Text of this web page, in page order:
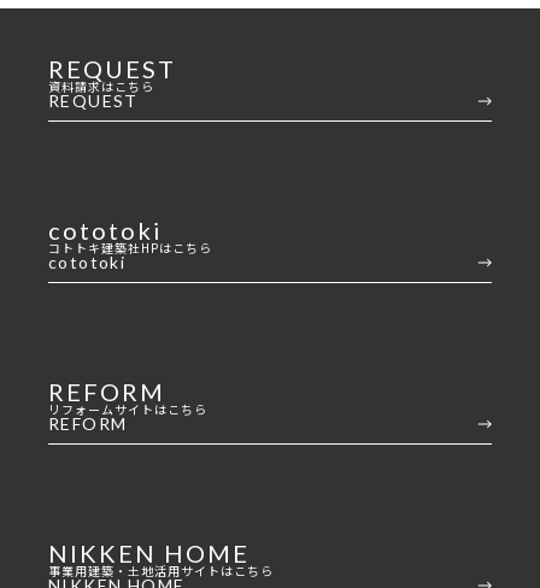
REQUEST
資料請求はこちら
REQUEST
cototoki
コトトキ建築社HPはこちら
cototoki
REFORM
リフォームサイトはこちら
REFORM
NIKKEN HOME
事業用建築・土地活用サイトはこちら